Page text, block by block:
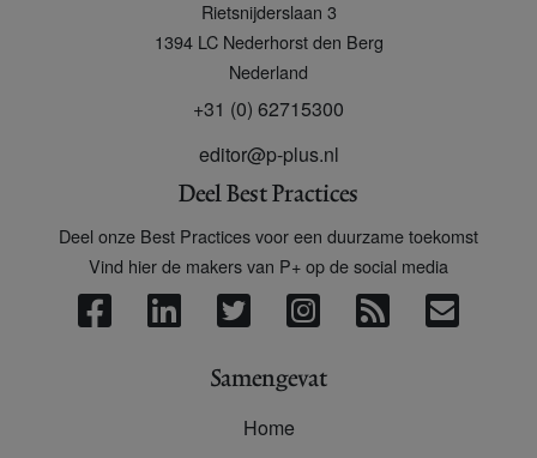
Rietsnijderslaan 3
1394 LC Nederhorst den Berg
Nederland
+31 (0) 62715300
editor@p-plus.nl
Deel Best Practices
Deel onze Best Practices voor een duurzame toekomst
Vind hier de makers van P+ op de social media
Samengevat
Home